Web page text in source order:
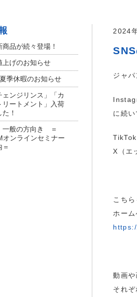
2024
ジャパ
に続い
TikTok
X（エ
こち
ホー
動画
それ
商品が続々登場！
上げのお知らせ
季休暇のお知らせ
ェンジリンス」「カ
リートメント」入荷
！
般の方向き ＝
オンラインセミナー
＝